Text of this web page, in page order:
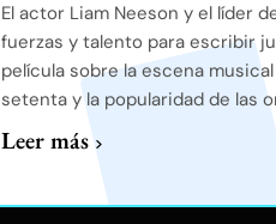
El actor Liam Neeson y el líder
fuerzas y talento para escribir
película sobre la escena
setenta y la popularidad de las
Leer más